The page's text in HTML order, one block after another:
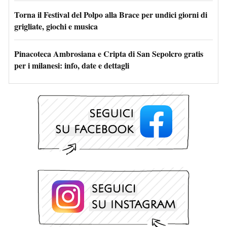
Torna il Festival del Polpo alla Brace per undici giorni di
grigliate, giochi e musica
Pinacoteca Ambrosiana e Cripta di San Sepolcro gratis
per i milanesi: info, date e dettagli